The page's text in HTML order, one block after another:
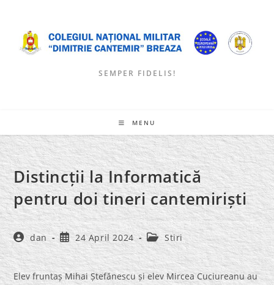
content
SEMPER FIDELIS!
MENU
Distincții la Informatică
pentru doi tineri cantemiriști
Post
author:
dan
Post
published:
24 April 2024
Post
category:
Stiri
Elev fruntaș Mihai Ștefănescu și elev Mircea Cuciureanu au